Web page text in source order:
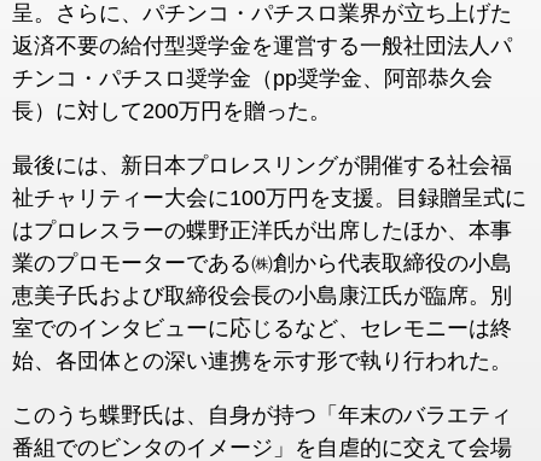
呈。さらに、パチンコ・パチスロ業界が立ち上げた
返済不要の給付型奨学金を運営する一般社団法人パ
チンコ・パチスロ奨学金（pp奨学金、阿部恭久会
長）に対して200万円を贈った。
最後には、新日本プロレスリングが開催する社会福
祉チャリティー大会に100万円を支援。目録贈呈式に
はプロレスラーの蝶野正洋氏が出席したほか、本事
業のプロモーターである㈱創から代表取締役の小島
恵美子氏および取締役会長の小島康江氏が臨席。別
室でのインタビューに応じるなど、セレモニーは終
始、各団体との深い連携を示す形で執り行われた。
このうち蝶野氏は、自身が持つ「年末のバラエティ
番組でのビンタのイメージ」を自虐的に交えて会場